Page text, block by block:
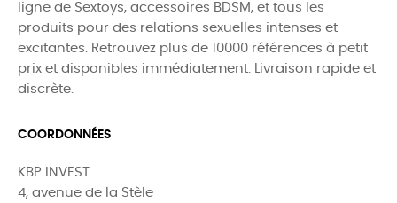
ligne de Sextoys, accessoires BDSM, et tous les
produits pour des relations sexuelles intenses et
excitantes. Retrouvez plus de 10000 références à petit
prix et disponibles immédiatement. Livraison rapide et
discrète.
COORDONNÉES
KBP INVEST
4, avenue de la Stèle